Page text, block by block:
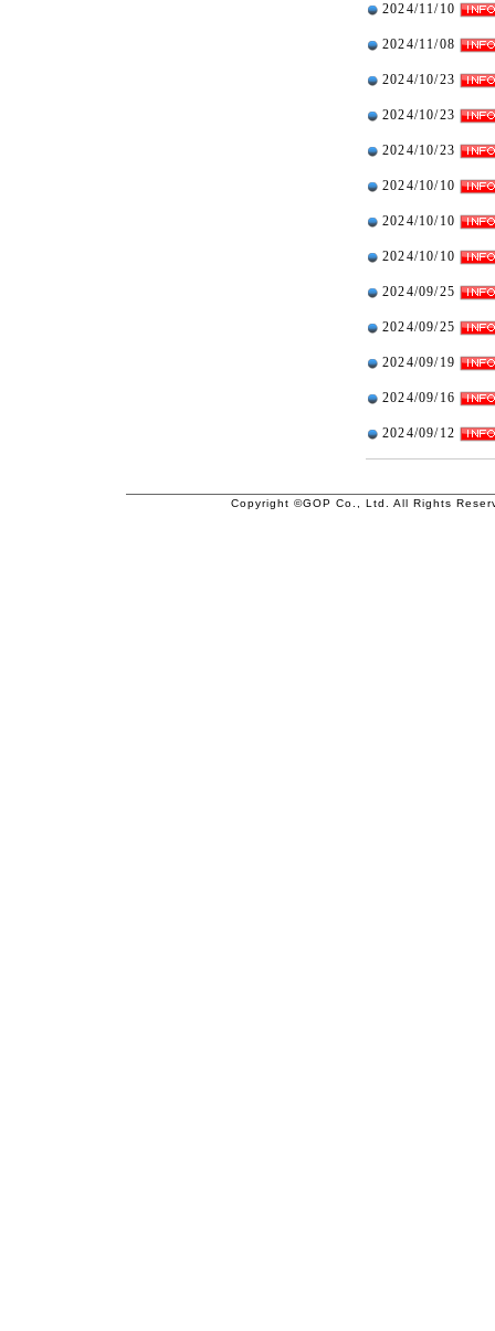
2024/11/10
2024/11/08
2024/10/23
2024/10/23
2024/10/23
2024/10/10
2024/10/10
2024/10/10
2024/09/25
2024/09/25
2024/09/19
2024/09/16
2024/09/12
Copyright ©GOP Co., Ltd. All Rights